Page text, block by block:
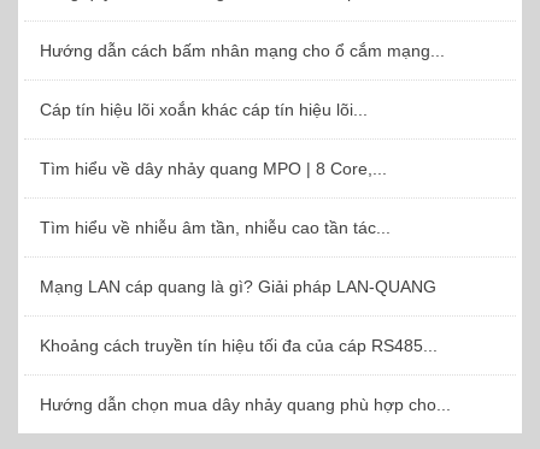
Hướng dẫn cách bấm nhân mạng cho ổ cắm mạng...
Cáp tín hiệu lõi xoắn khác cáp tín hiệu lõi...
Tìm hiểu về dây nhảy quang MPO | 8 Core,...
Tìm hiểu về nhiễu âm tần, nhiễu cao tần tác...
Mạng LAN cáp quang là gì? Giải pháp LAN-QUANG
Khoảng cách truyền tín hiệu tối đa của cáp RS485...
Hướng dẫn chọn mua dây nhảy quang phù hợp cho...